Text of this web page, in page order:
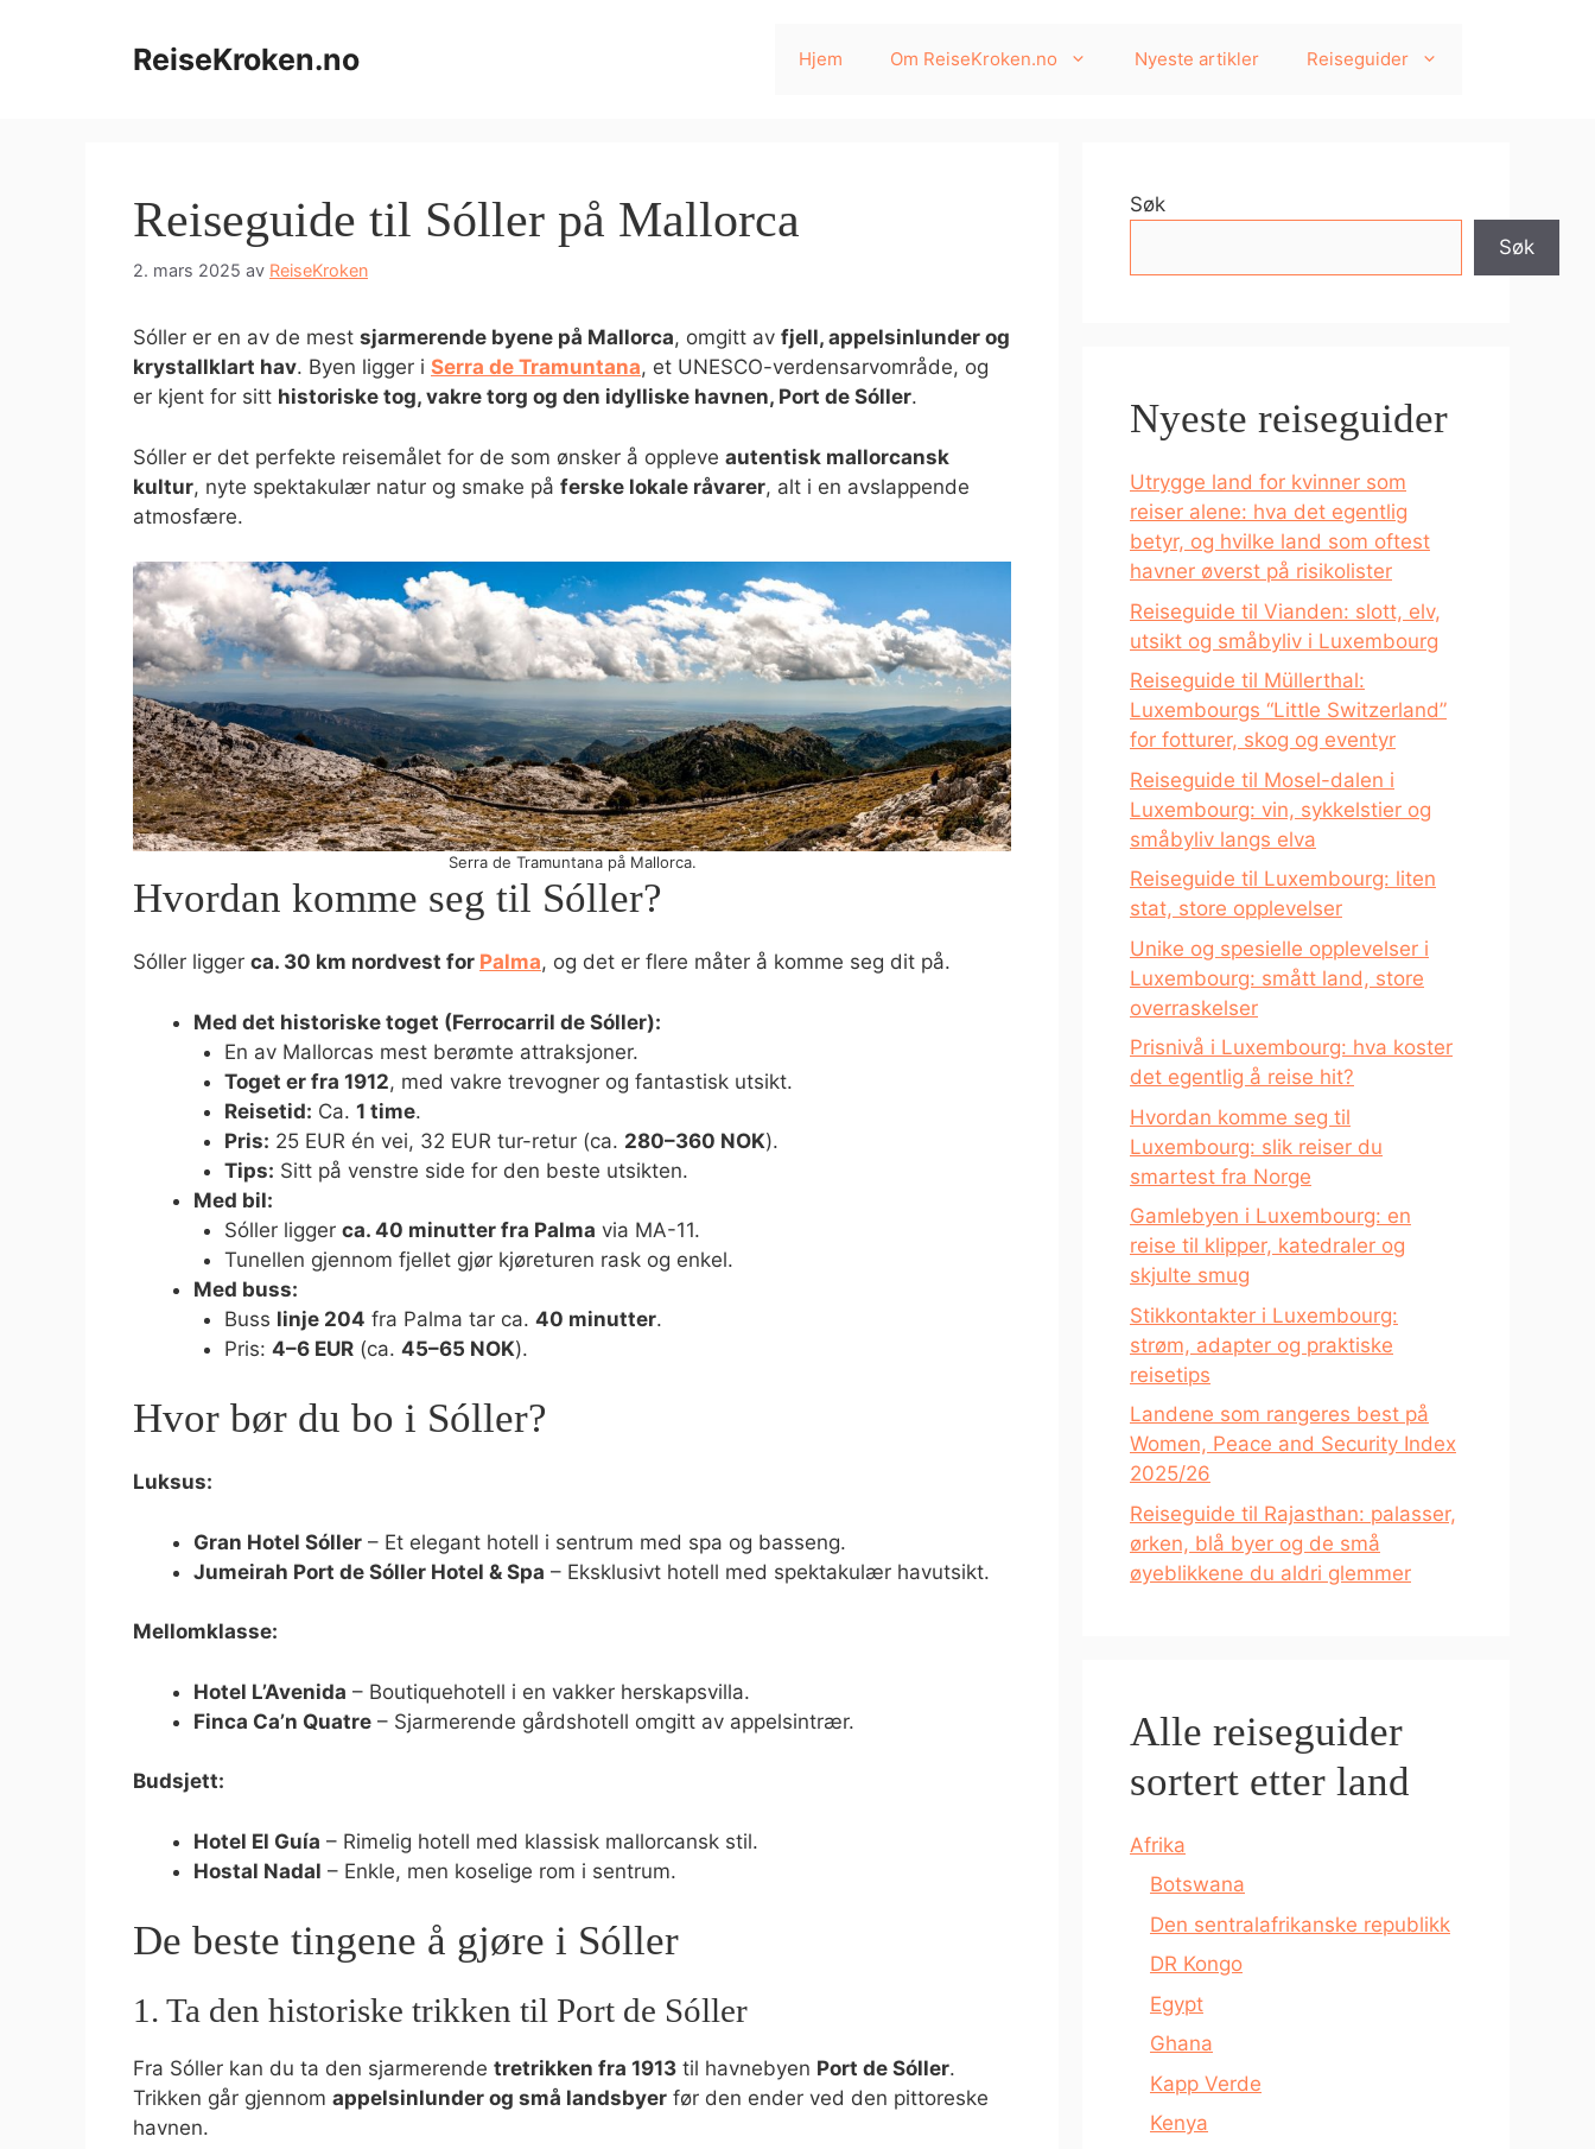
ReiseKroken.no Hjem Om ReiseKroken.no Nyeste artikler Reiseguider
Reiseguide til Sóller på Mallorca
2. mars 2025 av ReiseKroken
Sóller er en av de mest sjarmerende byene på Mallorca, omgitt av fjell, appelsinlunder og
krystallklart hav. Byen ligger i Serra de Tramuntana, et UNESCO-verdensarvområde, og
er kjent for sitt historiske tog, vakre torg og den idylliske havnen, Port de Sóller.
Sóller er det perfekte reisemålet for de som ønsker å oppleve autentisk mallorcansk
kultur, nyte spektakulær natur og smake på ferske lokale råvarer, alt i en avslappende
atmosfære.
Serra de Tramuntana på Mallorca.
Hvordan komme seg til Sóller?
Sóller ligger ca. 30 km nordvest for Palma, og det er flere måter å komme seg dit på.
Med det historiske toget (Ferrocarril de Sóller):
En av Mallorcas mest berømte attraksjoner.
Toget er fra 1912, med vakre trevogner og fantastisk utsikt.
Reisetid: Ca. 1 time.
Pris: 25 EUR én vei, 32 EUR tur-retur (ca. 280–360 NOK).
Tips: Sitt på venstre side for den beste utsikten.
Med bil:
Sóller ligger ca. 40 minutter fra Palma via MA-11.
Tunellen gjennom fjellet gjør kjøreturen rask og enkel.
Med buss:
Buss linje 204 fra Palma tar ca. 40 minutter.
Pris: 4–6 EUR(ca. 45–65 NOK).
Hvor bør du bo i Sóller?
Luksus:
Gran Hotel Sóller – Et elegant hotell i sentrum med spa og basseng.
Jumeirah Port de Sóller Hotel & Spa – Eksklusivt hotell med spektakulær havutsikt.
Mellomklasse:
Hotel L’Avenida – Boutiquehotell i en vakker herskapsvilla.
Finca Ca’n Quatre – Sjarmerende gårdshotell omgitt av appelsintrær.
Budsjett:
Hotel El Guía – Rimelig hotell med klassisk mallorcansk stil.
Hostal Nadal – Enkle, men koselige rom i sentrum.
De beste tingene å gjøre i Sóller
1. Ta den historiske trikken til Port de Sóller
Fra Sóller kan du ta den sjarmerende tretrikken fra 1913 til havnebyen Port de Sóller.
Trikken går gjennom appelsinlunder og små landsbyer før den ender ved den pittoreske
havnen.
Søk
Søk
Nyeste reiseguider
Utrygge land for kvinner som
reiser alene: hva det egentlig
betyr, og hvilke land som oftest
havner øverst på risikolister
Reiseguide til Vianden: slott, elv,
utsikt og småbyliv i Luxembourg
Reiseguide til Müllerthal:
Luxembourgs “Little Switzerland”
for fotturer, skog og eventyr
Reiseguide til Mosel-dalen i
Luxembourg: vin, sykkelstier og
småbyliv langs elva
Reiseguide til Luxembourg: liten
stat, store opplevelser
Unike og spesielle opplevelser i
Luxembourg: smått land, store
overraskelser
Prisnivå i Luxembourg: hva koster
det egentlig å reise hit?
Hvordan komme seg til
Luxembourg: slik reiser du
smartest fra Norge
Gamlebyen i Luxembourg: en
reise til klipper, katedraler og
skjulte smug
Stikkontakter i Luxembourg:
strøm, adapter og praktiske
reisetips
Landene som rangeres best på
Women, Peace and Security Index
2025/26
Reiseguide til Rajasthan: palasser,
ørken, blå byer og de små
øyeblikkene du aldri glemmer
Alle reiseguider
sortert etter land
Afrika
Botswana
Den sentralafrikanske republikk
DR Kongo
Egypt
Ghana
Kapp Verde
Kenya